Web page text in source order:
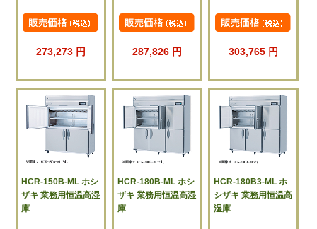
273,273 円 287,826 円 303,765 円
HCR-150B-ML ホシ
ザキ 業務用恒温高湿
庫
HCR-180B-ML ホシ
ザキ 業務用恒温高湿
庫
HCR-180B3-ML ホ
シザキ 業務用恒温高
湿庫